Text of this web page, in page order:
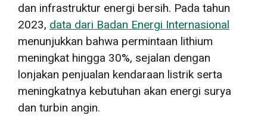
dan infrastruktur energi bersih. Pada tahun
2023, data dari Badan Energi Internasional
menunjukkan bahwa permintaan lithium
meningkat hingga 30%, sejalan dengan
lonjakan penjualan kendaraan listrik serta
meningkatnya kebutuhan akan energi surya
dan turbin angin.